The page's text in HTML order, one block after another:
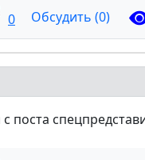
0 Обсудить (0)
поста